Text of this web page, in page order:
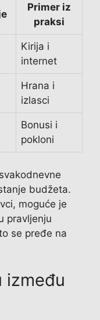
Primer iz
praksi
Kirija i
internet
Hrana i
izlasci
Bonusi i
pokloni
budžeta.
moguće je
pravljenju
se pređe na
između